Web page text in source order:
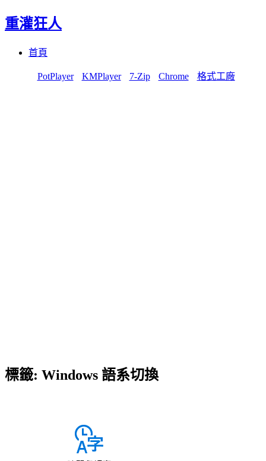
重灌狂人
首頁
PotPlayer KMPlayer 7-Zip Chrome 格式工廠
標籤: Windows 語系切換